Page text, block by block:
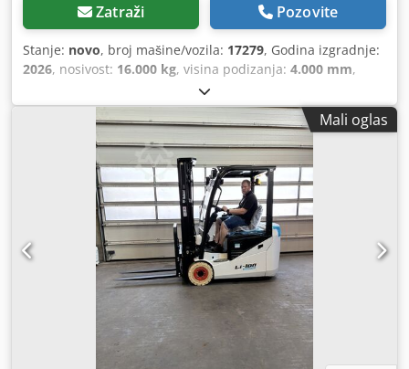
Zatraži Pozovite
Stanje: novo, broj mašine/vozila: 17279, Godina izgradnje:
2026, nosivost: 16.000 kg, visina podizanja: 4.000 mm,
1.480 mm
vrsta goriva:dizel, vrsta jarbola:triplex, građevinska visina:
, duljina vilica:2.400 mm, dimenzija prednje
12.00-20 100%, dimenzija stražnje gume:
, ukupna masa:19.300 kg, Oprema:kabina
Mali oglas